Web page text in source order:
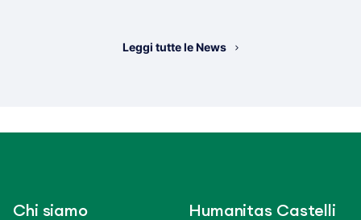
Leggi tutte le News
Chi siamo Humanitas Castelli